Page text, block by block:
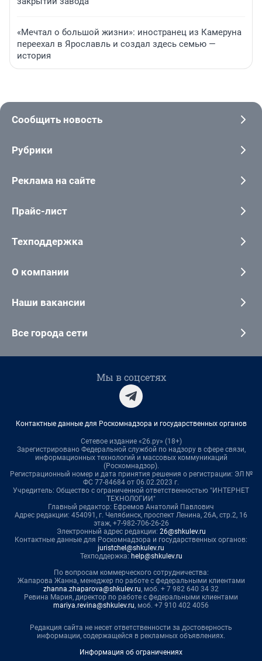
«Мечтал о большой жизни»: иностранец из Камеруна
переехал в Ярославль и создал здесь семью —
история
Сообщить новость
Рубрики
Реклама на сайте
Прайс-лист
Техподдержка
О компании
Наши вакансии
Все города сети
Мы в соцсетях
Контактные данные для Роскомнадзора и государственных органов
Сетевое издание «26.ру» (18+)
Зарегистрировано Федеральной службой по надзору в сфере связи,
информационных технологий и массовых коммуникаций
(Роскомнадзор).
Регистрационный номер и дата принятия решения о регистрации: ЭЛ №
ФС 77-84684 от 06.02.2023 г.
Учредитель: Общество с ограниченной ответственностью "ИНТЕРНЕТ
ТЕХНОЛОГИИ"
Главный редактор: Ефремов Анатолий Павлович
Адрес редакции: 454091, г. Челябинск, проспект Ленина, 26А, стр.2, 16
этаж, +7-982-706-26-26
Электронный адрес редакции: 26@shkulev.ru
Контактные данные для Роскомнадзора и государственных органов:
juristchel@shkulev.ru
Техподдержка: help@shkulev.ru
По вопросам коммерческого сотрудничества:
Жапарова Жанна, менеджер по работе с федеральными клиентами
zhanna.zhaparova@shkulev.ru, моб. + 7 982 640 34 32
Ревина Мария, директор по работе с федеральными клиентами
mariya.revina@shkulev.ru, моб. +7 910 402 4056
Редакция сайта не несет ответственности за достоверность
информации, содержащейся в рекламных объявлениях.
Информация об ограничениях